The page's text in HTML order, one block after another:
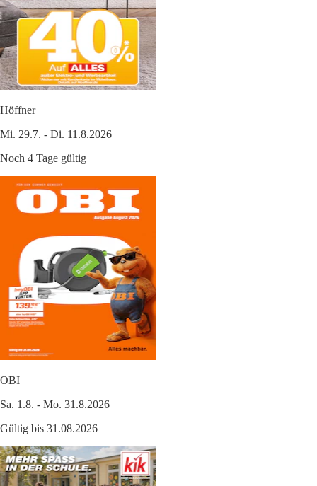
Höffner
Mi. 29.7. - Di. 11.8.2026
Noch 4 Tage gültig
OBI
Sa. 1.8. - Mo. 31.8.2026
Gültig bis 31.08.2026